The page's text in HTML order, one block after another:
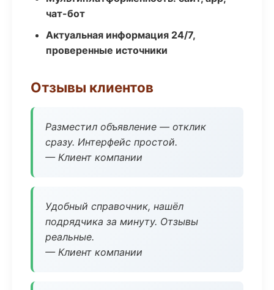
чат-бот
Актуальная информация 24/7,
проверенные источники
Отзывы клиентов
Разместил объявление — отклик
сразу. Интерфейс простой.
— Клиент компании
Удобный справочник, нашёл
подрядчика за минуту. Отзывы
реальные.
— Клиент компании